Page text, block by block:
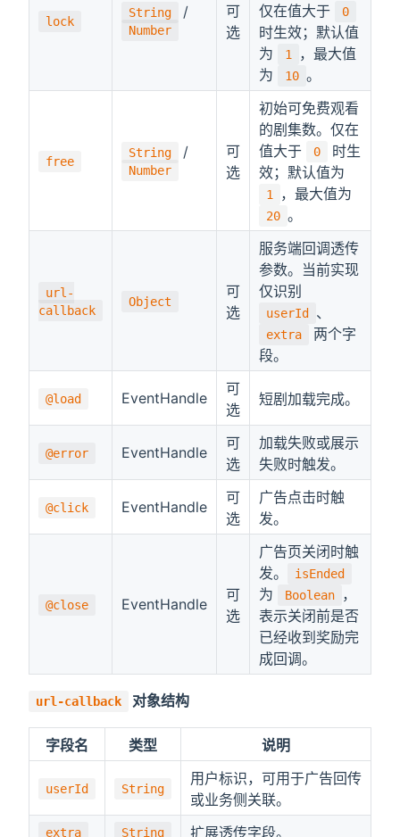
lock
String /
Number
可
选
仅在值大于
0
时生效；默认值
为
1
，最大值
为
10 。
free
String /
Number
可
选
初始可免费观看
的剧集数。仅在
值大于
0
时生
效；默认值为
1 ，最大值为
20 。
url-
callback
Object
可
选
服务端回调透传
参数。当前实现
仅识别
userId 、
extra
两个字
段。
@load EventHandle
可
选
短剧加载完成。
@error EventHandle
可
选
加载失败或展示
失败时触发。
@click EventHandle
可
选
广告点击时触
发。
@close EventHandle
可
选
广告页关闭时触
发。
isEnded
为 Boolean
，
表示关闭前是否
已经收到奖励完
成回调。
url-callback 对象结构
字段名 类型 说明
userId String
用户标识，可用于广告回传
或业务侧关联。
extra String 扩展透传字段。